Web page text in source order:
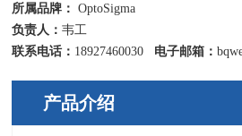
所属品牌： OptoSigma
负责人：韦工
联系电话： 18927460030 电子邮箱：
产品介绍